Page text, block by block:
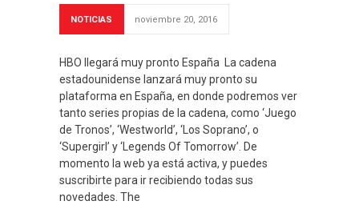
NOTICIAS noviembre 20, 2016
HBO llegará muy pronto España La cadena
estadounidense lanzará muy pronto su
plataforma en España, en donde podremos ver
tanto series propias de la cadena, como ‘Juego
de Tronos’, ‘Westworld’, ‘Los Soprano’, o
‘Supergirl’ y ‘Legends Of Tomorrow’. De
momento la web ya está activa, y puedes
suscribirte para ir recibiendo todas sus
novedades. The